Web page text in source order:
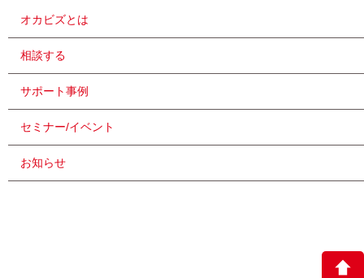
オカビズとは
相談する
サポート事例
セミナー/イベント
お知らせ